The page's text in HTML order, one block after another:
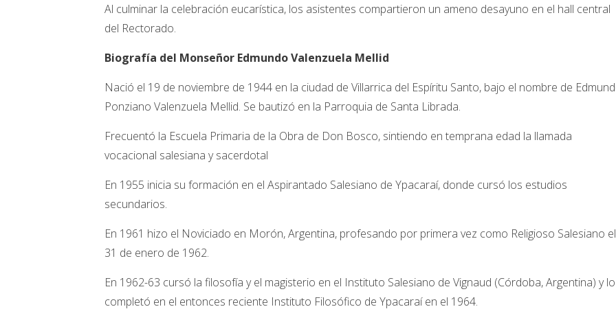
Al culminar la celebración eucarística, los asistentes compartieron un ameno desayuno en el hall central
del Rectorado.
Biografía del Monseñor Edmundo Valenzuela Mellid
Nació el 19 de noviembre de 1944 en la ciudad de Villarrica del Espíritu Santo, bajo el nombre de
Ponziano Valenzuela Mellid. Se bautizó en la Parroquia de Santa Librada.
Frecuentó la Escuela Primaria de la Obra de Don Bosco, sintiendo en temprana edad la llamada
vocacional salesiana y sacerdotal
En 1955 inicia su formación en el Aspirantado Salesiano de Ypacaraí, donde cursó los estudios
secundarios.
En 1961 hizo el Noviciado en Morón, Argentina, profesando por primera vez como Religioso Salesiano el
31 de enero de 1962.
En 1962-63 cursó la filosofía y el magisterio en el Instituto Salesiano de Vignaud (Córdoba, Argentina) y lo
completó en el entonces reciente Instituto Filosófico de Ypacaraí en el 1964.